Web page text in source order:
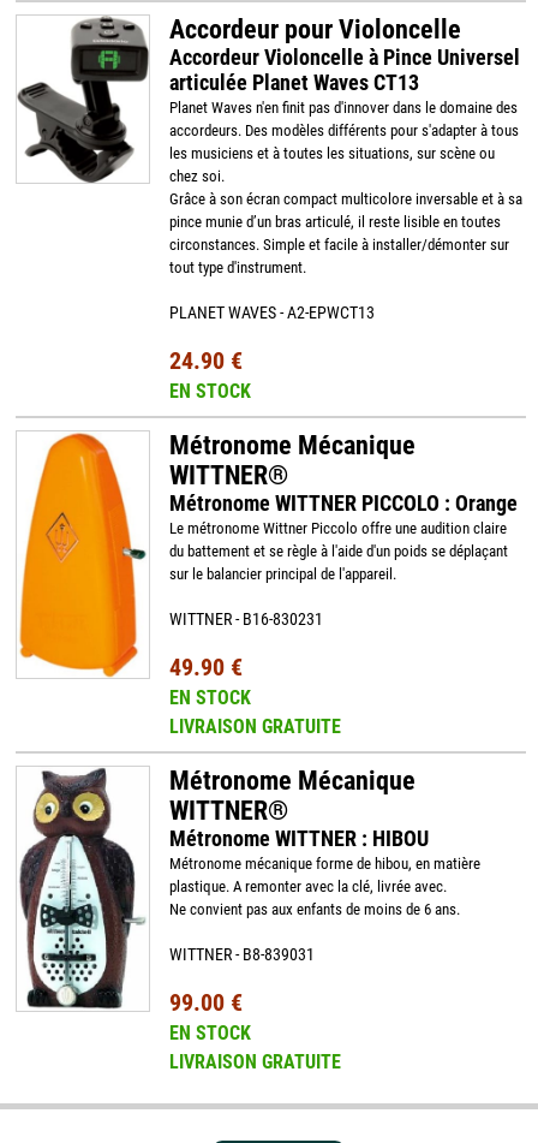
Accordeur pour Violoncelle
Accordeur Violoncelle à Pince Universel
articulée Planet Waves CT13
Planet Waves n'en finit pas d'innover dans le domaine des
accordeurs. Des modèles différents pour s'adapter à tous
les musiciens et à toutes les situations, sur scène ou
chez soi.
Grâce à son écran compact multicolore inversable et à sa
pince munie d’un bras articulé, il reste lisible en toutes
circonstances. Simple et facile à installer/démonter sur
tout type d'instrument.
PLANET WAVES - A2-EPWCT13
24.90 €
EN STOCK
Métronome Mécanique
WITTNER®
Métronome WITTNER PICCOLO : Orange
Le métronome Wittner Piccolo offre une audition claire
du battement et se règle à l'aide d'un poids se déplaçant
sur le balancier principal de l'appareil.
WITTNER - B16-830231
49.90 €
EN STOCK
LIVRAISON GRATUITE
Métronome Mécanique
WITTNER®
Métronome WITTNER : HIBOU
Métronome mécanique forme de hibou, en matière
plastique. A remonter avec la clé, livrée avec.
Ne convient pas aux enfants de moins de 6 ans.
WITTNER - B8-839031
99.00 €
EN STOCK
LIVRAISON GRATUITE